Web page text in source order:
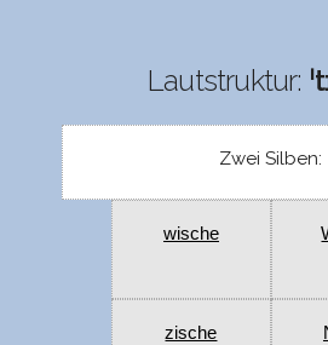
Lautstruktur:
Zwei Silben:
wische
zische